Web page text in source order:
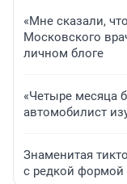
«Мне сказали,
Московского
личном блоге
«Четыре месяца
автомобилист
Знаменитая
с редкой формой